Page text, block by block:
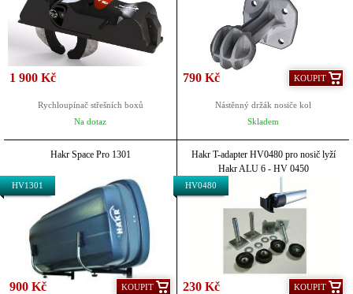
1 900 Kč
Rychloupínač střešních boxů
Na dotaz
790 Kč KOUPIT
Nástěnný držák nosiče kol
Skladem
HV1301
Hakr Space Pro 1301
900 Kč KOUPIT
HV0480
Hakr T-adapter HV0480 pro nosič lyží
Hakr ALU 6 - HV 0450
230 Kč KOUPIT